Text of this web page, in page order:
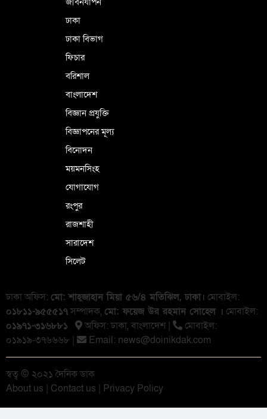
ঢাকা
ঢাকা বিভাগ
ফিচার
বরিশাল
বাংলাদেশ
বিজ্ঞান প্রযুক্তি
বিজ্ঞাপনের মূল্য
বিনোদন
ময়মনসিংহ
যোগাযোগ
রংপুর
রাজশাহী
সারাদেশ
সিলেট
ঢাকা অফিস: মো: শাহ্জাহান মিয়া ৫৬/৪ মতিঝিল, ঢাকা। মোবাইল:
০১৮১১-৯৫৫৫১৭সম্পাদক, মো: ফয়েজ উর রহমান সোহেল । মোবাইল:
০১৯৭১-৩১৬৮৮১
অফিস: ঢাকা, বাংলা‌দেশ |
মোবাইল:
০১৯১৯-৩৭৬৬৬৮ |
Email: news@doinikdak.com
স্বত্ব © ২০২১ দৈনিক ডাক
About us | Contact us | Privacy Policy